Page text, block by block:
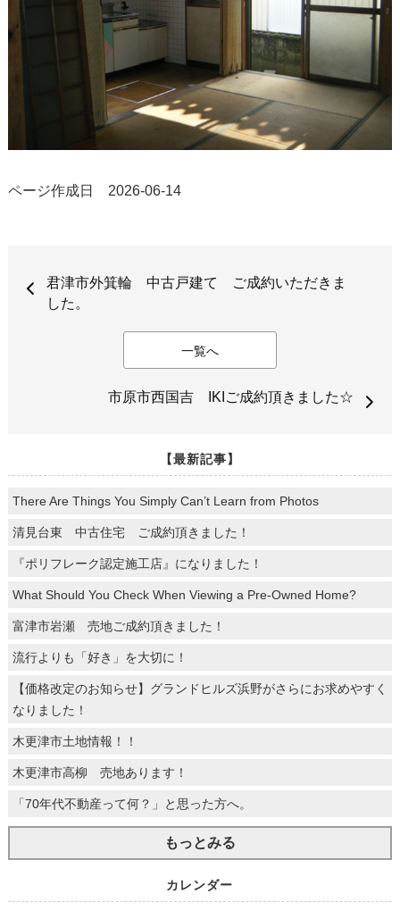
ページ作成日 2026-06-14
君津市外箕輪 中古戸建て ご成約いただきま
した。
一覧へ
市原市西国吉 IKIご成約頂きました☆
【最新記事】
There Are Things You Simply Can’t Learn from Photos
清見台東 中古住宅 ご成約頂きました！
『ポリフレーク認定施工店』になりました！
What Should You Check When Viewing a Pre-Owned Home?
富津市岩瀬 売地ご成約頂きました！
流行よりも「好き」を大切に！
【価格改定のお知らせ】グランドヒルズ浜野がさらにお求めやすく
なりました！
木更津市土地情報！！
木更津市高柳 売地あります！
「70年代不動産って何？」と思った方へ。
もっとみる
カレンダー